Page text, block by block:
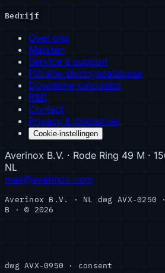
Bedrijf
Over ons
Markten
Service & support
Filtratie-storingsdatabase
Downtime-calculator
R&D
Contact
Privacy & disclaimer
Cookie-instellingen
Averinox B.V. · Rode Ring 49 M ·
NL
mail@averinox.com
Averinox B.V. · NL dwg AVX-0250
B · © 2026
dwg AVX-0950 · consent